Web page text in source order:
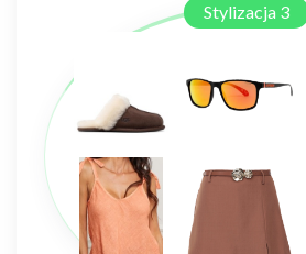
Stylizacja 3